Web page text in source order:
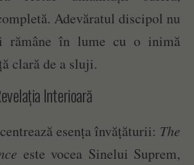
Adevăratul discipol nu
rămâne în lume cu o inimă
clară de a sluji.
Interioară
esența învățăturii: The
este vocea Sinelui Suprem,